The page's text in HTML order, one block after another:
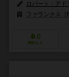
ロバート・ア
ファランクス（
0
興味あり